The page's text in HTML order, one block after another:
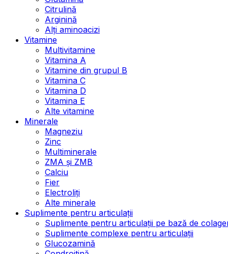
Citrulină
Arginină
Alți aminoacizi
Vitamine
Multivitamine
Vitamina A
Vitamine din grupul B
Vitamina C
Vitamina D
Vitamina E
Alte vitamine
Minerale
Magneziu
Zinc
Multiminerale
ZMA și ZMB
Calciu
Fier
Electroliți
Alte minerale
Suplimente pentru articulații
Suplimente pentru articulații pe bază de
Suplimente complexe pentru articulații
Glucozamină